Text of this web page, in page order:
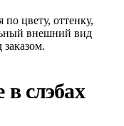
цвету, оттенку,
внешний вид
слэбах